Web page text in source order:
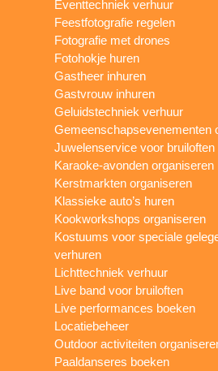
Eventtechniek verhuur
Feestfotografie regelen
Fotografie met drones
Fotohokje huren
Gastheer inhuren
Gastvrouw inhuren
Geluidstechniek verhuur
Gemeenschapsevenementen
Juwelenservice voor bruiloften
Karaoke-avonden organiseren
Kerstmarkten organiseren
Klassieke auto’s huren
Kookworkshops organiseren
Kostuums voor speciale
verhuren
Lichttechniek verhuur
Live band voor bruiloften
Live performances boeken
Locatiebeheer
Outdoor activiteiten
Paaldanseres boeken